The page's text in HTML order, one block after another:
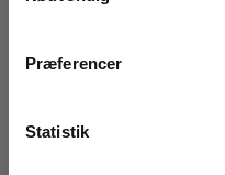
Præferencer
Statistik